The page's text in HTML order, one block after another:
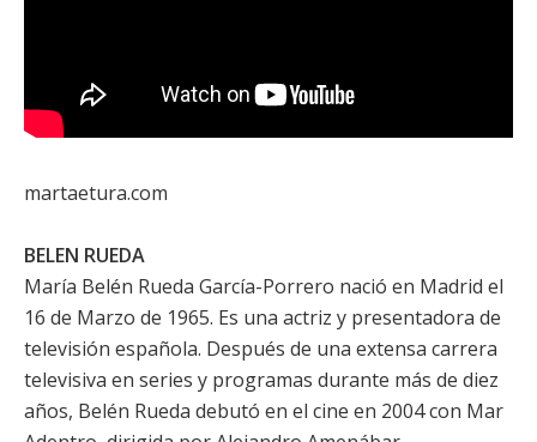
martaetura.com
BELEN RUEDA
María Belén Rueda García-Porrero nació en Madrid el
16 de Marzo de 1965. Es una actriz y presentadora de
televisión española. Después de una extensa carrera
televisiva en series y programas durante más de diez
años, Belén Rueda debutó en el cine en 2004 con Mar